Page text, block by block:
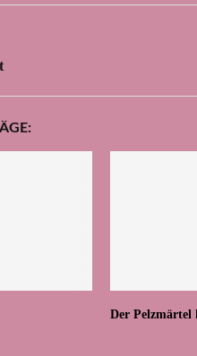
Der Pelzmärtel